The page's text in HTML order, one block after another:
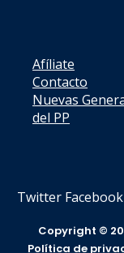
Afíliate
Contacto
Nuevas
del PP
Twitter Facebook
Copyright ©
Política de